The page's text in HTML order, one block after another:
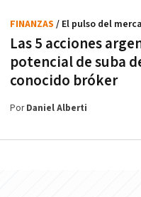
Las 5 acciones
potencial de suba
conocido bróker
FINANZAS / El pulso del
PorDaniel Alberti